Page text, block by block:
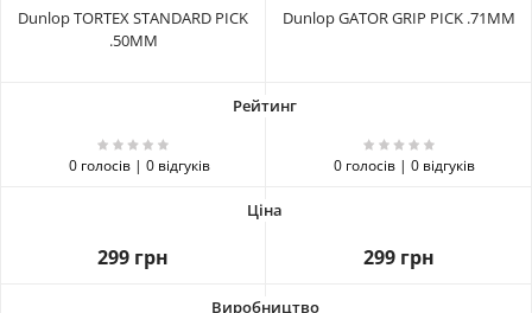
Dunlop TORTEX STANDARD PICK
.50MM
Dunlop GATOR GRIP PICK .71MM
0 голосів | 0 відгуків 0 голосів | 0 відгуків
299 грн 299 грн